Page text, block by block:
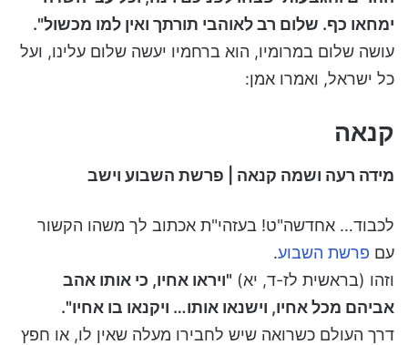
ימחאו כף. שלום רב לאוהבי תורתך ואין למו מכשול".
עושה שלום במרומיו, הוא ברחמיו יעשה שלום עלינו, ועל
כל ישראל, ואמרו אמן:
קנאה
מידה רעה ושמה קנאה | פרשת השבוע וישב
לכבוד… אחדשה"ט! בעזהי"ת אכתוב לך משהו הקשור
עם פרשת השבוע.
וזהו (בראשית לז-ד, יא) "ויראו אחיו, כי אותו אהב
אביהם מכל אחיו, וישנאו אותו… ויקנאו בו אחיו".
דרך העולם כשרואה שיש לחבירו מעלה שאין לו, או חפץ